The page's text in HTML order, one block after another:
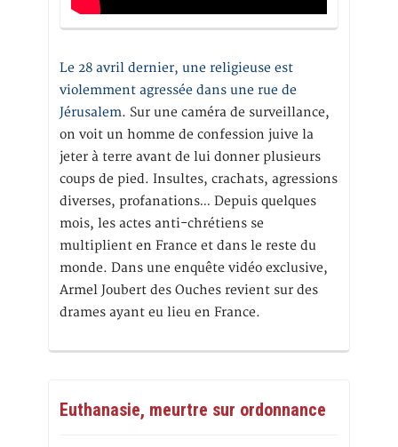
Le 28 avril dernier, une religieuse est
violemment agressée dans une rue de
Jérusalem. Sur une caméra de surveillance,
on voit un homme de confession juive la
jeter à terre avant de lui donner plusieurs
coups de pied. Insultes, crachats, agressions
diverses, profanations… Depuis quelques
mois, les actes anti-chrétiens se
multiplient en France et dans le reste du
monde. Dans une enquête vidéo exclusive,
Armel Joubert des Ouches revient sur des
drames ayant eu lieu en France.
Euthanasie, meurtre sur ordonnance